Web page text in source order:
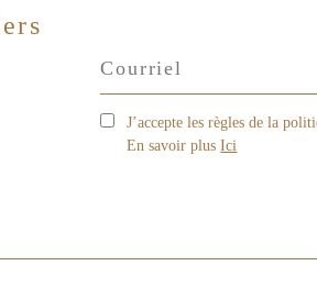
J’accepte les règles de la
En savoir plusIci